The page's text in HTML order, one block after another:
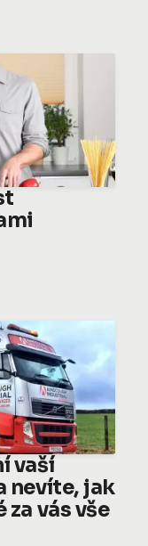
vaší
nevíte, jak
vás vše